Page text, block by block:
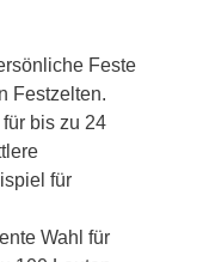
Feste
Festzelten.
bis zu 24
für
Wahl für